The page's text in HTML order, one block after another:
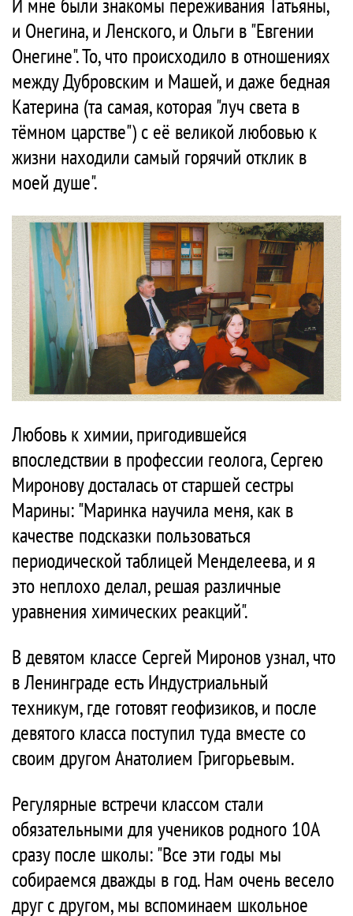
и Онегина, и Ленского, и Ольги в "Евгении
Онегине". То, что происходило в отношениях
между Дубровским и Машей, и даже бедная
Катерина (та самая, которая "луч света в
тёмном царстве") с её великой любовью к
жизни находили самый горячий отклик в
моей душе".
Любовь к химии, пригодившейся
впоследствии в профессии геолога, Сергею
Миронову досталась от старшей сестры
Марины: "Маринка научила меня, как в
качестве подсказки пользоваться
периодической таблицей Менделеева, и я
это неплохо делал, решая различные
уравнения химических реакций".
В девятом классе Сергей Миронов узнал, что
в Ленинграде есть Индустриальный
техникум, где готовят геофизиков, и после
девятого класса поступил туда вместе со
своим другом Анатолием Григорьевым.
Регулярные встречи классом стали
обязательными для учеников родного 10А
сразу после школы: "Все эти годы мы
собираемся дважды в год. Нам очень весело
друг с другом, мы вспоминаем школьное